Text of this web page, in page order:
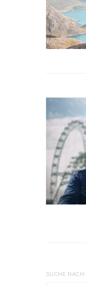
SUCHE NACH: